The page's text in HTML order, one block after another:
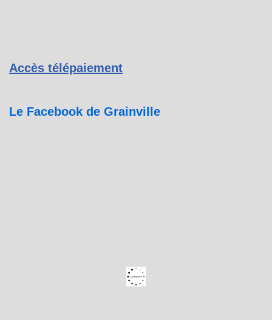
Accès télépaiement
Le Facebook de Grainville